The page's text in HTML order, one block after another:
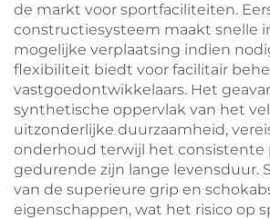
de markt voor sportfaciliteiten.
constructiesysteem maakt snelle
mogelijke verplaatsing indien
flexibiliteit biedt voor facilitair
vastgoedontwikkelaars. Het
synthetische oppervlak van het
uitzonderlijke duurzaamheid,
onderhoud terwijl het consistente
gedurende zijn lange levensduur.
van de superieure grip en
eigenschappen, wat het risico op